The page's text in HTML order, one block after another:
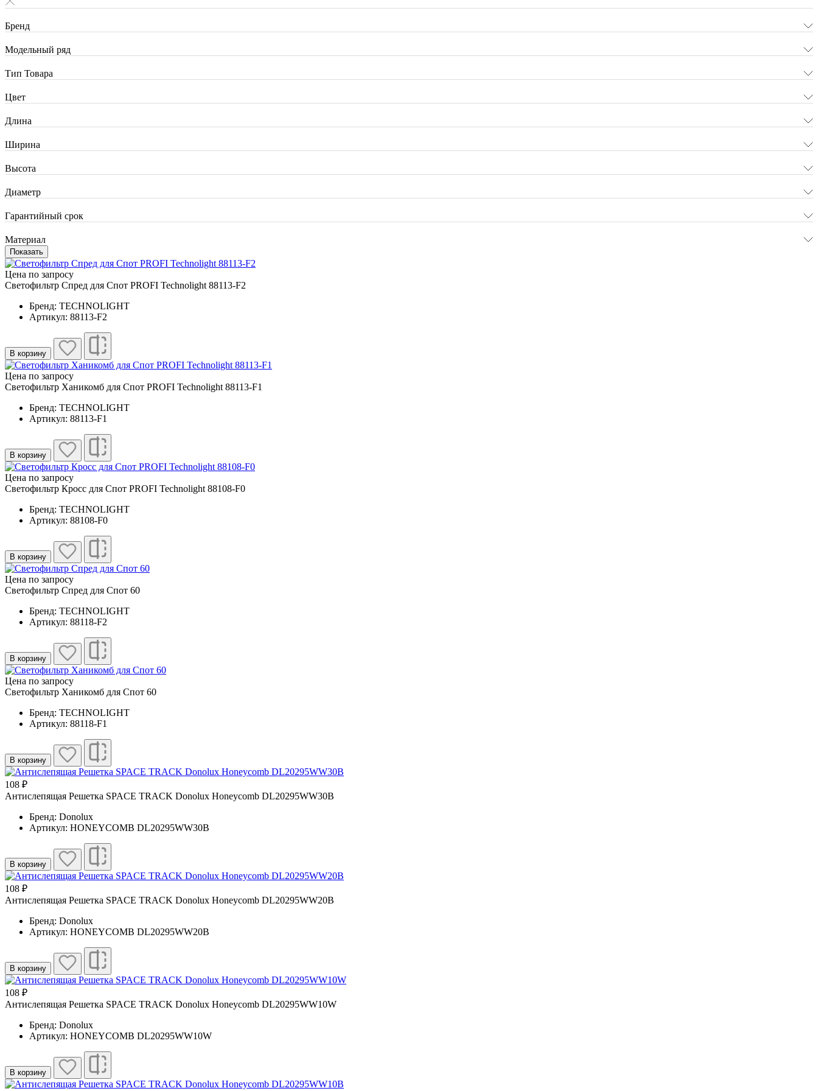
Бренд
Модельный ряд
Тип Товара
Цвет
Длина
Ширина
Высота
Диаметр
Гарантийный срок
Материал
Показать
Цена по запросу
Светофильтр Спред для Спот PROFI Technolight 88113-F2
Бренд: TECHNOLIGHT
Артикул: 88113-F2
В корзину
Цена по запросу
Светофильтр Ханикомб для Спот PROFI Technolight 88113-F1
Бренд: TECHNOLIGHT
Артикул: 88113-F1
В корзину
Цена по запросу
Светофильтр Кросс для Спот PROFI Technolight 88108-F0
Бренд: TECHNOLIGHT
Артикул: 88108-F0
В корзину
Цена по запросу
Светофильтр Спред для Спот 60
Бренд: TECHNOLIGHT
Артикул: 88118-F2
В корзину
Цена по запросу
Светофильтр Ханикомб для Спот 60
Бренд: TECHNOLIGHT
Артикул: 88118-F1
В корзину
108 ₽
Антислепящая Решетка SPACE TRACK Donolux Honeycomb DL20295WW30B
Бренд: Donolux
Артикул: HONEYCOMB DL20295WW30B
В корзину
108 ₽
Антислепящая Решетка SPACE TRACK Donolux Honeycomb DL20295WW20B
Бренд: Donolux
Артикул: HONEYCOMB DL20295WW20B
В корзину
108 ₽
Антислепящая Решетка SPACE TRACK Donolux Honeycomb DL20295WW10W
Бренд: Donolux
Артикул: HONEYCOMB DL20295WW10W
В корзину